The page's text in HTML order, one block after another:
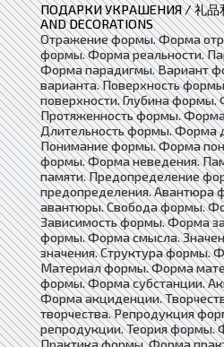
ПОДАРКИ УКРАШЕНИЯ / 礼品
AND DECORATIONS
Отражение формы. Форма
формы. Форма реальности.
Форма парадигмы. Вариант
варианта. Поверхность
поверхности. Глубина
Протяженность формы.
Длительность формы. Форма
Понимание формы. Форма
формы. Форма неведения.
памяти. Предопределение
предопределения.
авантюры. Свобода формы.
Зависимость формы. Форма
формы. Форма смысла.
значения. Структура формы.
Материал формы. Форма
формы. Форма субстанции.
Форма акциденции.
творчества. Репродукция
репродукции. Теория формы.
Практика формы. Форма